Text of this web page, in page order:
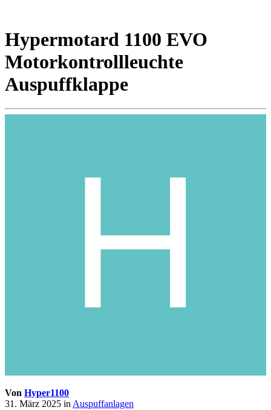
Hypermotard 1100 EVO
Motorkontrollleuchte
Auspuffklappe
Von Hyper1100
31. März 2025 inAuspuffanlagen